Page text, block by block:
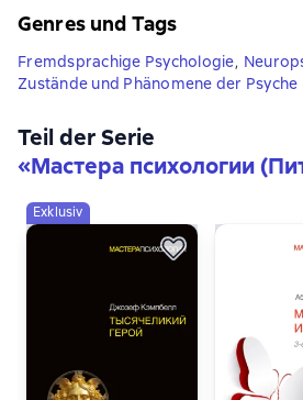
Genres und Tags
Fremdsprachige Psychologie,
Zustände und Phänomene der Psyche
Teil der Serie
«Мастера психологии
Exklusiv